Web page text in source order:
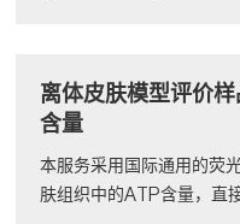
离体皮肤模型评价
含量
本服务采用国际通用的荧
肤组织中的ATP含量，直